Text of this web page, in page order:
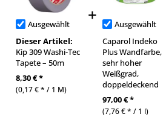
Ausgewählt
Dieser Artikel:
Kip 309 Washi-Tec
Tapete – 50m
8,30 € *
(0,17 € * / 1 M)
Ausgewählt
Caparol Indeko
Plus Wandfarbe,
sehr hoher
Weißgrad,
doppeldeckend
97,00 € *
(7,76 € * / 1 l)